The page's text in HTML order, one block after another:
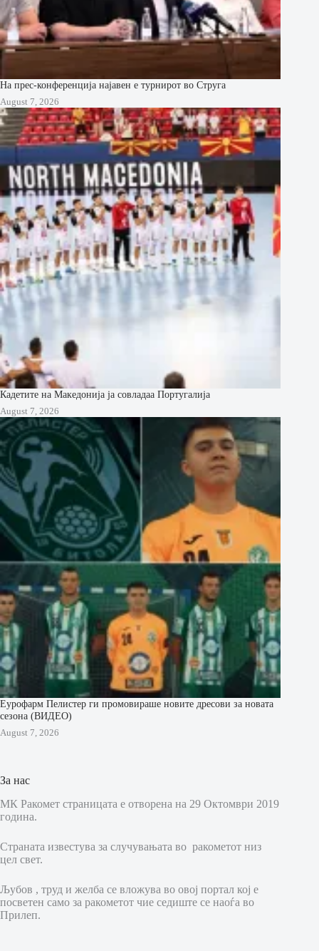
На прес-конференција најавен е турнирот во Струга
August 7, 2026
Кадетите на Македонија ја совладаа Португалија
August 7, 2026
Еурофарм Пелистер ги промовираше новите дресови за новата
сезона (ВИДЕО)
August 7, 2026
За нас
МК Ракомет страницата е отворена на 29 Октомври 2019
година.
Страната известува за случувањата во ракометот низ
цел свет.
Љубов , труд и желба се вложува во овој портал кој е
посветен само за ракометот чие седиште се наоѓа во
Прилеп.